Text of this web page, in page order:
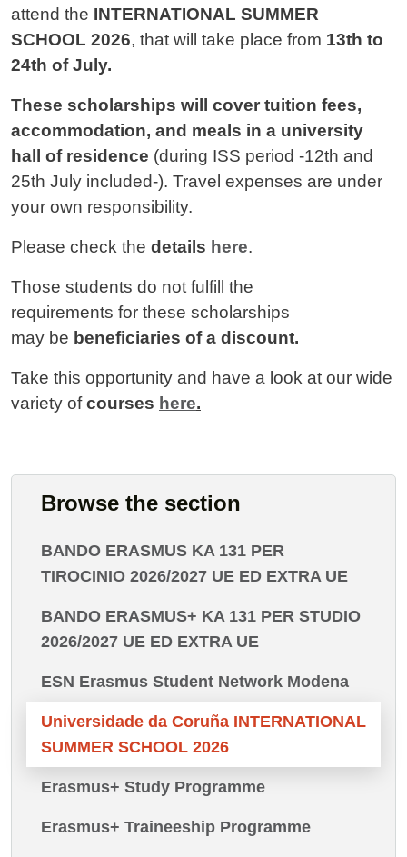
attend the INTERNATIONAL SUMMER
SCHOOL 2026, that will take place from 13th to
24th of July.
These scholarships will cover tuition fees,
accommodation, and meals in a university
hall of residence (during ISS period -12th and
25th July included-). Travel expenses are under
your own responsibility.
Please check the details here.
Those students do not fulfill the
requirements for these scholarships
may be beneficiaries of a discount.
Take this opportunity and have a look at our wide
variety ofcourses here.
Browse the section
BANDO ERASMUS KA 131 PER
TIROCINIO 2026/2027 UE ED EXTRA UE
BANDO ERASMUS+ KA 131 PER STUDIO
2026/2027 UE ED EXTRA UE
ESN Erasmus Student Network Modena
Universidade da Coruña INTERNATIONAL
SUMMER SCHOOL 2026
Erasmus+ Study Programme
Erasmus+ Traineeship Programme